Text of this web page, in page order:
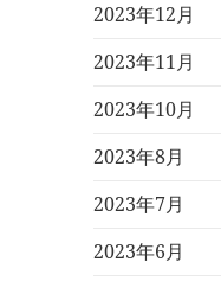
2023年12月
2023年11月
2023年10月
2023年8月
2023年7月
2023年6月